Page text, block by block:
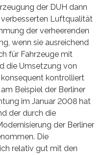
der DUH dann
Luftqualität
der verheerenden
wenn sie ausreichend
für Fahrzeuge mit
die Umsetzung von
kontrolliert
Beispiel der Berliner
im Januar 2008 hat
der durch die
der Berliner
Die
relativ gut mit den